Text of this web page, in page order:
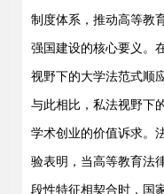
制度体系，推动高等教
强国建设的核心要义。
视野下的大学法范式顺
与此相比，私法视野下
学术创业的价值诉求。
验表明，当高等教育法
段性特征相契合时，国